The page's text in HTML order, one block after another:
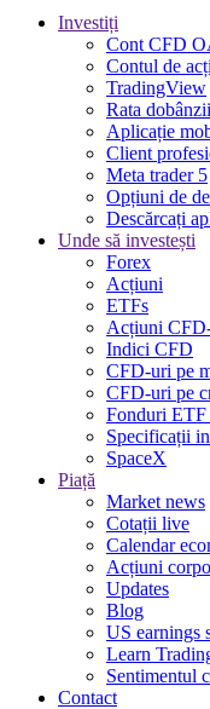
Investiți
Cont CFD
Contul de
TradingView
Rata dobânzii
Aplicație
Client
Meta trader 5
Opțiuni de
Descărcați
Unde să investești
Forex
Acțiuni
ETFs
Acțiuni
Indici CFD
CFD-uri pe
CFD-uri pe
Fonduri
Specificații
SpaceX
Piață
Market news
Cotații live
Calendar
Acțiuni
Updates
Blog
US earnings
Learn
Sentimentul
Contact